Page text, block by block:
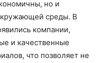
но и
среды. В
компании,
и качественные
что позволяет не